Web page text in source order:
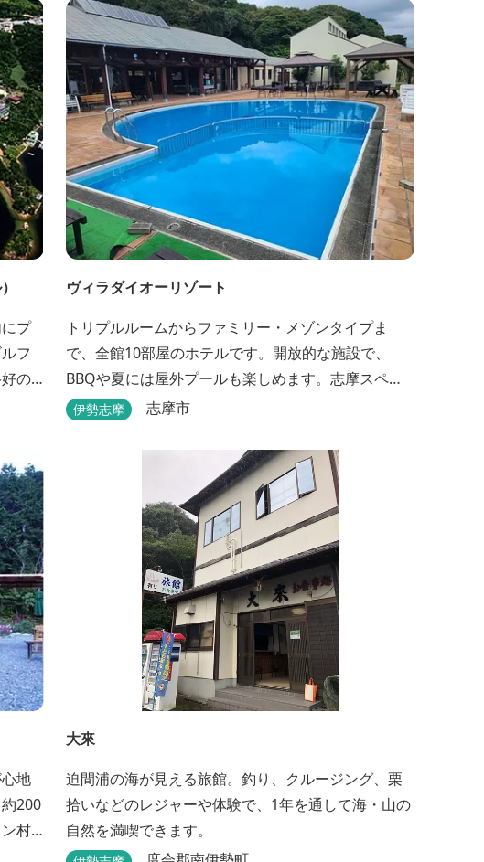
カルチャーを取り入れたキッズイベント、カナディ
アンカヌー、ペダルボート、ファンサイクルなど豊
富なアクティビ...
プ
フ
の
を
評
。
ヴィラダイオーリゾート
トリプルルームからファミリー・メゾンタイプま
で、全館10部屋のホテルです。開放的な施設で、
BBQや夏には屋外プールも楽しめます。志摩スペイ
ン村まで車で約25分と観光にも便利。 バレルサウナ
伊勢志摩 志摩市
地
200
村
大來
迫間浦の海が見える旅館。釣り、クルージング、栗
拾いなどのレジャーや体験で、1年を通して海・山の
自然を満喫できます。